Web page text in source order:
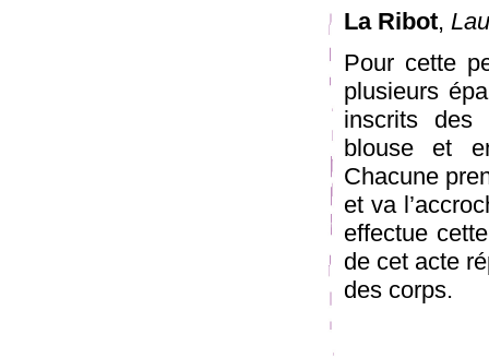
La Ribot,
Pour cette
plusieurs
inscrits des
blouse et
Chacune
et va
effectue
de cet acte
des corps.